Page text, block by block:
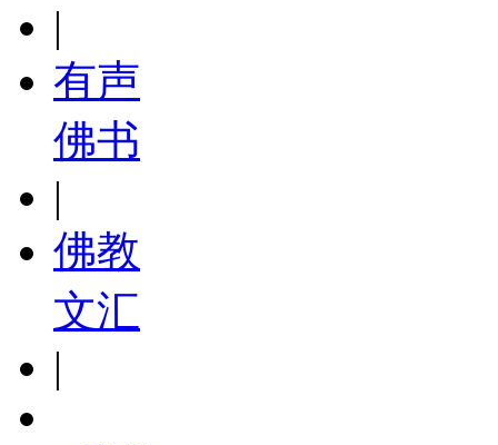
|
有声
佛书
|
佛教
文汇
|